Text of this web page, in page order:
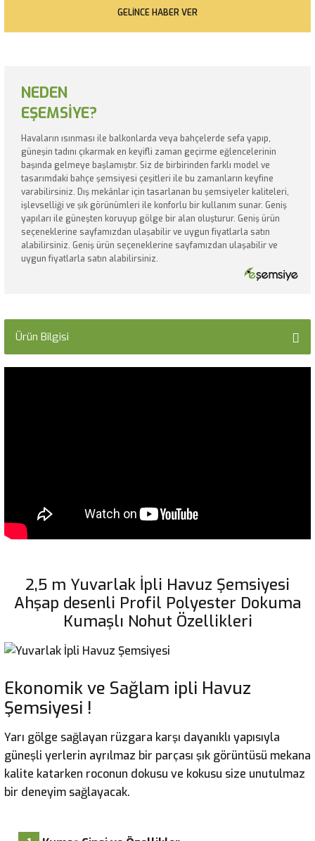
GELINCE HABER VER
NEDEN
EŞEMSİYE?
Havaların ısınması ile balkonlarda veya bahçelerde sefa yapıp,
güneşin tadını çıkarmak en keyifli zaman geçirme eğlencelerinin
başında gelmeye başlamıştır. Siz de birbirinden farklı model ve
tasarımdaki bahçe şemsiyesi çeşitleri ile bu zamanların keyfine
varabilirsiniz. Dış mekânlar için tasarlanan bu şemsiyeler kaliteleri,
işlevselliği ve şık görünümleri ile konforlu bir kullanım sunar. Geniş
yapıları ile güneşten koruyup gölge bir alan oluşturur. Geniş ürün
seçeneklerine sayfamızdan ulaşabilir ve uygun fiyatlarla satın
alabilirsiniz. Geniş ürün seçeneklerine sayfamızdan ulaşabilir ve
uygun fiyatlarla satın alabilirsiniz.
Ürün Bilgisi
2,5 m Yuvarlak İpli Havuz Şemsiyesi
Ahşap desenli Profil Polyester Dokuma
Kumaşlı Nohut Özellikleri
Ekonomik ve Sağlam ipli Havuz
Şemsiyesi !
Yarı gölge sağlayan rüzgara karşı dayanıklı yapısıyla
güneşli yerlerin ayrılmaz bir parçası şık görüntüsü mekana
kalite katarken roconun dokusu ve kokusu size unutulmaz
bir deneyim sağlayacak.